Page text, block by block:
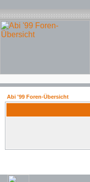
Abi '99 Foren-Übersicht